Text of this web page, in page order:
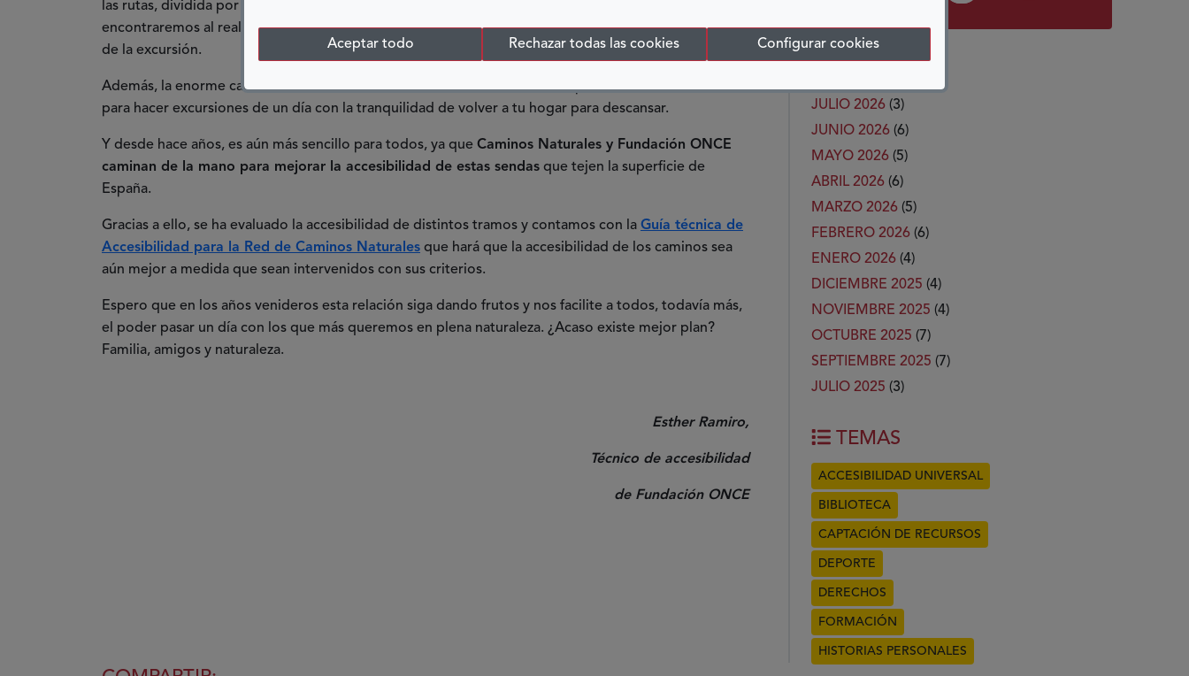
Aceptar todo Rechazar todas las cookies Configurar cookies
las rutas, dividida por etapas donde el perfil de estas nos ayuda a conocer los desniveles que nos
encontraremos al realizar el trayecto, lo cual facilita notablemente la labor para escoger el destino
de la excursión.
Además, la enorme cantidad de rutas existente facilita mucho encontrar opciones cerca de casa,
para hacer excursiones de un día con la tranquilidad de volver a tu hogar para descansar.
Y desde hace años, es aún más sencillo para todos, ya que Caminos Naturales y Fundación ONCE
caminan de la mano para mejorar la accesibilidad de estas sendas que tejen la superficie de
España.
Gracias a ello, se ha evaluado la accesibilidad de distintos tramos y contamos con la Guía técnica de
Accesibilidad para la Red de Caminos Naturales que hará que la accesibilidad de los caminos sea
aún mejor a medida que sean intervenidos con sus criterios.
Espero que en los años venideros esta relación siga dando frutos y nos facilite a todos, todavía más,
el poder pasar un día con los que más queremos en plena naturaleza. ¿Acaso existe mejor plan?
Familia, amigos y naturaleza.
Esther Ramiro,
Técnico de accesibilidad
de Fundación ONCE
JULIO 2026 (3)
JUNIO 2026 (6)
MAYO 2026 (5)
ABRIL 2026 (6)
MARZO 2026 (5)
FEBRERO 2026 (6)
ENERO 2026 (4)
DICIEMBRE 2025 (4)
NOVIEMBRE 2025 (4)
OCTUBRE 2025 (7)
SEPTIEMBRE 2025 (7)
JULIO 2025 (3)
TEMAS
ACCESIBILIDAD UNIVERSAL
BIBLIOTECA
CAPTACIÓN DE RECURSOS
DEPORTE
DERECHOS
FORMACIÓN
HISTORIAS PERSONALES